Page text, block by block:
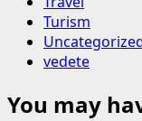
Turism
vedete
You may